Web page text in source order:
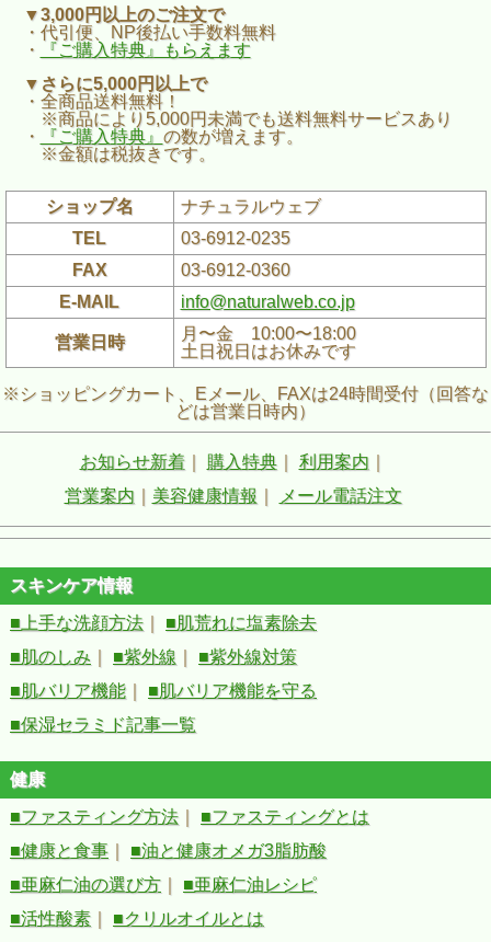
▼3,000円以上のご注文で
・代引便、NP後払い手数料無料
・
『ご購入特典』もらえます
▼さらに5,000円以上で
・全商品送料無料！
※商品により5,000円未満でも送料無料サービスあり
・
『ご購入特典』 の数が増えます。
※金額は税抜きです。
ショップ名
ナチュラルウェブ
TEL
03-6912-0235
FAX
03-6912-0360
E-MAIL
info@naturalweb.co.jp
営業日時
月〜金 10:00〜18:00
土日祝日はお休みです
※ショッピングカート、Eメール、FAXは24時間受付（回答な
どは営業日時内）
お知らせ新着｜ 購入特典｜ 利用案内
営業案内
美容健康情報 メール電話注文
スキンケア情報
■上手な洗顔方法
■肌荒れに塩素除去
■肌のしみ
■紫外線
■紫外線対策
■肌バリア機能
■肌バリア機能を守る
■保湿セラミド記事一覧
健康
■ファスティング方法
■ファスティングとは
■健康と食事
■油と健康オメガ3脂肪酸
■亜麻仁油の選び方
■亜麻仁油レシピ
■活性酸素
■クリルオイルとは